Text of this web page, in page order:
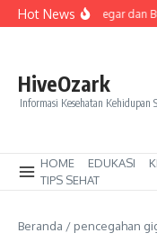
Lewati ke konten
Hot NewsTetap Segar dan
HiveOzark
Informasi Kesehatan Kehidupan
HOME EDUKASI
TIPS SEHAT
Beranda / pencegahan